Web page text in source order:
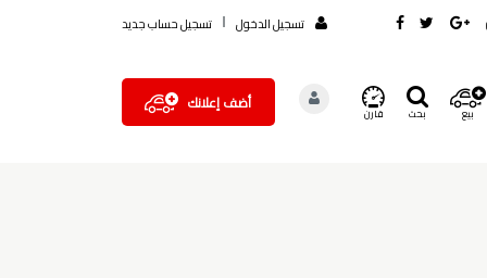
تسجيل الدخول تسجيل حساب جديد
أضف إعلانك قارن بحث بيع